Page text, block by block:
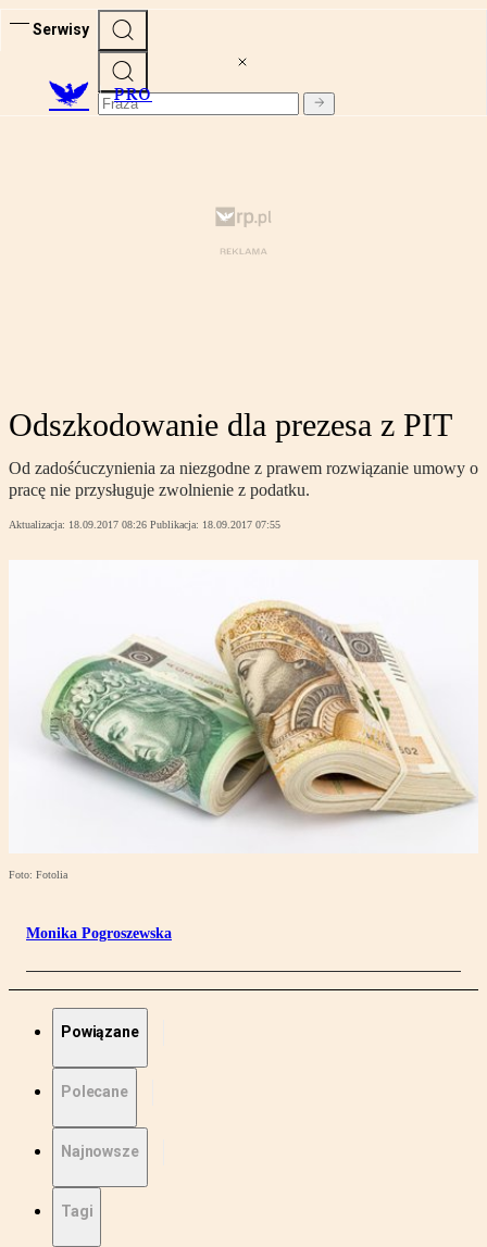
Serwisy
PRO
Odszkodowanie dla prezesa z PIT
Od zadośćuczynienia za niezgodne z prawem rozwiązanie umowy o
pracę nie przysługuje zwolnienie z podatku.
Aktualizacja: 18.09.2017 08:26 Publikacja: 18.09.2017 07:55
Foto: Fotolia
Monika Pogroszewska
Powiązane
Polecane
Najnowsze
Tagi